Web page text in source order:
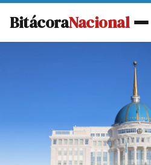
BitácoraNacional